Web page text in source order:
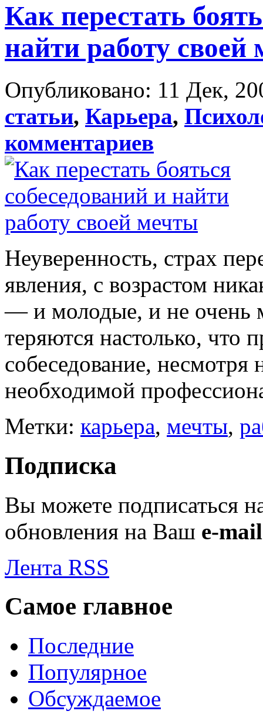
Как перестать
найти работу своей
Опубликовано: 11 Дек,
статьи, Карьера,
комментариев
Неуверенность, страх
явления, с возрастом
— и молодые, и не очень
теряются настолько, что
собеседование, несмотря
необходимой
Метки: карьера, мечты,
Подписка
Вы можете подписаться
обновления на Ваш e-mail
Лента RSS
Самое главное
Последние
Популярное
Обсуждаемое